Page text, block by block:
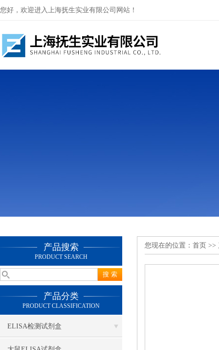
您好，欢迎进入上海抚生实业有限公司网站！
产品搜索
PRODUCT SEARCH
产品分类
PRODUCT CLASSIFICATION
ELISA检测试剂盒
您现在的位置： 首页 >>